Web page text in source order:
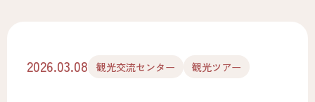
2026.03.08 観光交流センター 観光ツアー